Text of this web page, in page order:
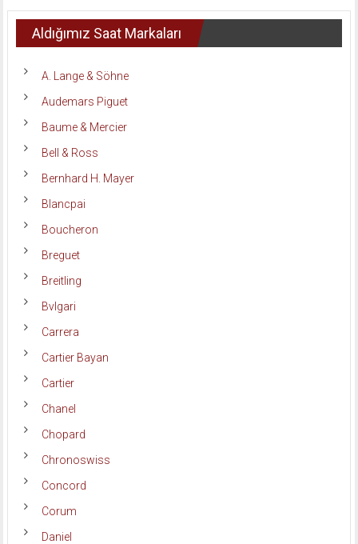
Aldığımız Saat Markaları
A. Lange & Söhne
Audemars Piguet
Baume & Mercier
Bell & Ross
Bernhard H. Mayer
Blancpai
Boucheron
Breguet
Breitling
Bvlgari
Carrera
Cartier Bayan
Cartier
Chanel
Chopard
Chronoswiss
Concord
Corum
Daniel